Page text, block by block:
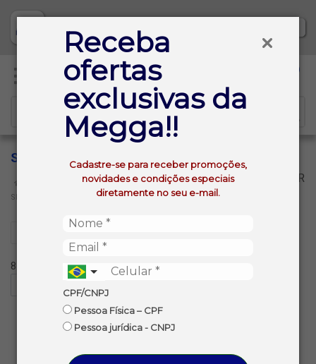
Receba
ofertas
exclusivas da
Megga!!
Cadastre-se para receber promoções,
novidades e condições especiais
diretamente no seu e-mail.
CPF/CNPJ
Pessoa Física – CPF
Pessoa jurídica - CNPJ
SIDRA SEM ALCOOL
VOLTAR
BEBIDAS NAO ALCOOLICAS
SIDRA SEM ALCOOL
8 produtos ordenados por: